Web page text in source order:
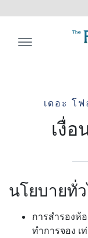
เดอะ โ
เงื่
นโยบายทั่
การสำรองห้
ทำการจอง เ